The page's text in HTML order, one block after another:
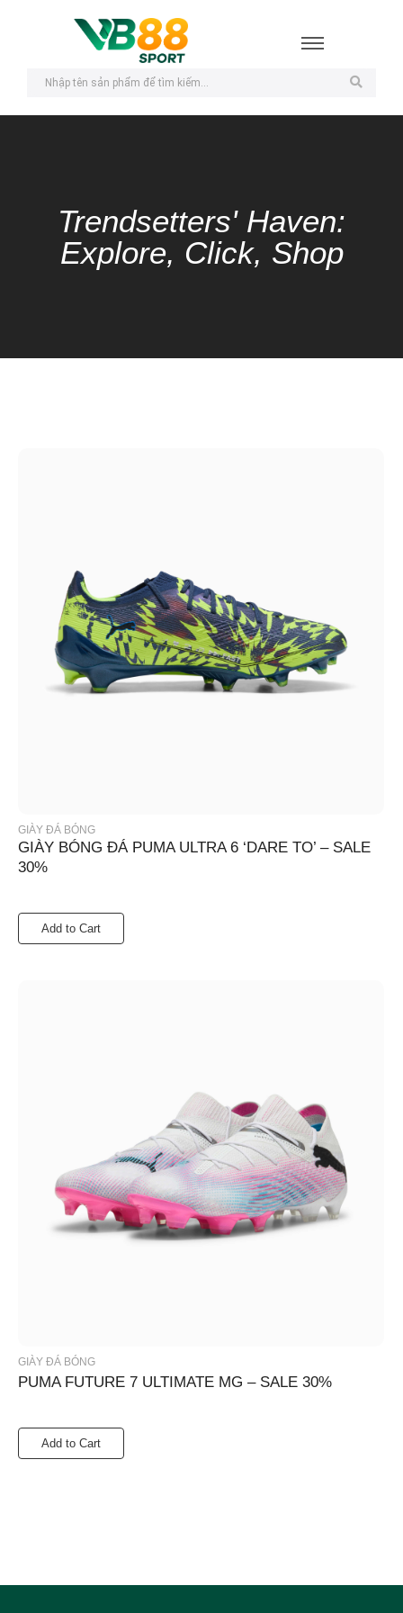
Trendsetters' Haven:
Explore, Click, Shop
GIÀY ĐÁ BÓNG
GIÀY BÓNG ĐÁ PUMA ULTRA 6 ‘DARE TO’ – SALE
30%
Add to Cart
GIÀY ĐÁ BÓNG
PUMA FUTURE 7 ULTIMATE MG – SALE 30%
Add to Cart